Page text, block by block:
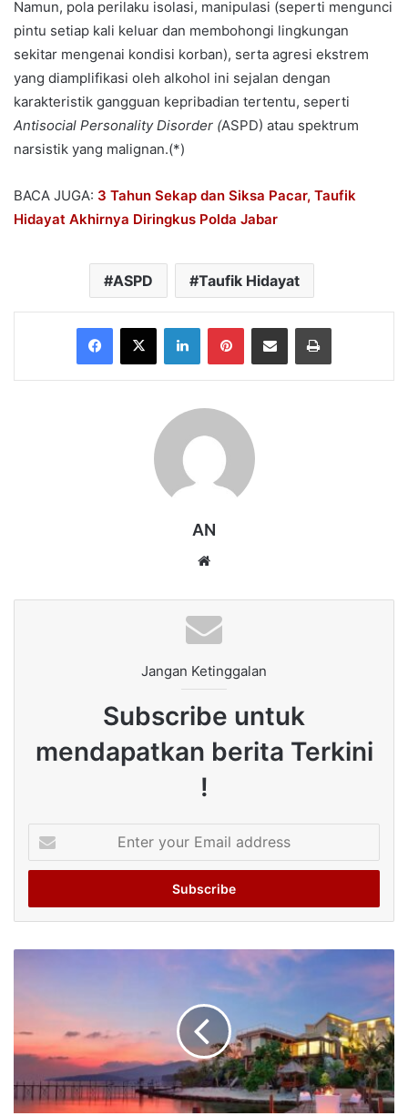
Namun, pola perilaku isolasi, manipulasi (seperti mengunci
pintu setiap kali keluar dan membohongi lingkungan
sekitar mengenai kondisi korban), serta agresi ekstrem
yang diamplifikasi oleh alkohol ini sejalan dengan
karakteristik gangguan kepribadian tertentu, seperti
Antisocial Personality Disorder (ASPD) atau spektrum
narsistik yang malignan.(*)
BACA JUGA: 3 Tahun Sekap dan Siksa Pacar, Taufik
Hidayat Akhirnya Diringkus Polda Jabar
ASPD Taufik Hidayat
Facebook
X LinkedInPinterestShare via Email Print
AN
Jangan Ketinggalan
Subscribe untuk
mendapatkan berita Terkini
!
your
Email